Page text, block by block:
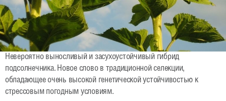
Невероятно выносливый и засухоустойчивый гибрид
подсолнечника. Новое слово в традиционной селекции,
обладающее очень высокой генетической устойчивостью к
стрессовым погодным условиям.
Гибриды ярового рапса
Гибриды озимого рапса
Зерновые
Овес